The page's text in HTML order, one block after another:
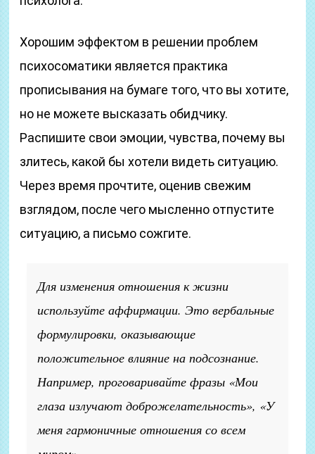
Хорошим эффектом в решении проблем
психосоматики является практика
прописывания на бумаге того, что вы хотите,
но не можете высказать обидчику.
Распишите свои эмоции, чувства, почему вы
злитесь, какой бы хотели видеть ситуацию.
Через время прочтите, оценив свежим
взглядом, после чего мысленно отпустите
ситуацию, а письмо сожгите.
Для изменения отношения к жизни
используйте аффирмации. Это вербальные
формулировки, оказывающие
положительное влияние на подсознание.
Например, проговаривайте фразы «Мои
глаза излучают доброжелательность», «У
меня гармоничные отношения со всем